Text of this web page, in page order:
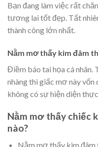
Bạn đang làm việc rất
tương lai tốt đẹp. Tất
thành công lớn nhất.
Nằm mơ thấy kim đâm
Điềm báo tai họa cá nhân.
nhàng thì giấc mơ này vốn
không có sự hiện diện
Nằm mơ thấy chiếc
nào?
Nằm mơ thấy kim đâm